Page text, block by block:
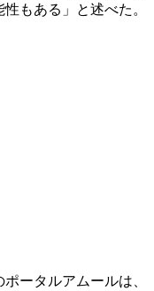
もある」と述べた。
ータルアムールは、